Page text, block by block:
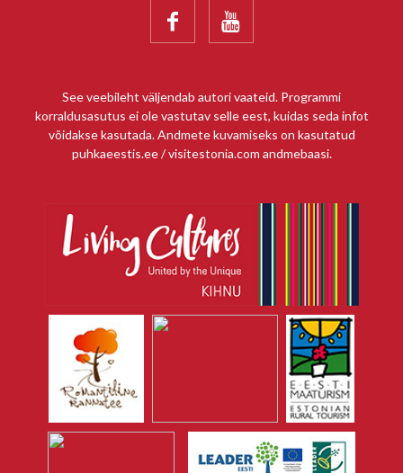
 
See veebileht väljendab autori vaateid. Programmi
korraldusasutus ei ole vastutav selle eest, kuidas seda infot
võidakse kasutada. Andmete kuvamiseks on kasutatud
puhkaeestis.ee / visitestonia.com andmebaasi.